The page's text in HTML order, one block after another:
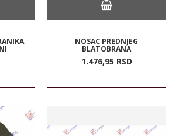
NOSAC PREDNJEG
BLATOBRANA
1.476,95 RSD